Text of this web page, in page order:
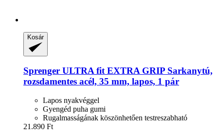
Kosár
Sprenger ULTRA fit EXTRA GRIP Sarkanytú,
rozsdamentes acél, 35 mm, lapos, 1 pár
Lapos nyakvéggel
Gyengéd puha gumi
Rugalmasságának köszönhetően testreszabható
21.890 Ft